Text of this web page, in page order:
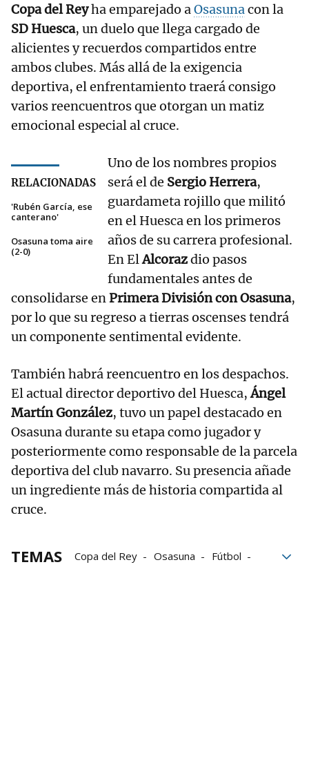
Copa del Reyha emparejado aOsasunacon la
SD Huesca, un duelo que llega cargado de
alicientes y recuerdos compartidos entre
ambos clubes. Más allá de la exigencia
deportiva, el enfrentamiento traerá consigo
varios reencuentros que otorgan un matiz
emocional especial al cruce.
RELACIONADAS
'Rubén García, ese
canterano'
Osasuna toma aire
(2-0)
Uno de los nombres propios
será el de Sergio Herrera,
guardameta rojillo que militó
en el Huesca en los primeros
años de su carrera profesional.
En ElAlcorazdio pasos
fundamentales antes de
consolidarse enPrimera División con Osasuna,
por lo que su regreso a tierras oscenses tendrá
un componente sentimental evidente.
También habrá reencuentro en los despachos.
El actual director deportivo del Huesca,Ángel
Martín González, tuvo un papel destacado en
Osasuna durante su etapa como jugador y
posteriormente como responsable de la parcela
deportiva del club navarro. Su presencia añade
un ingrediente más de historia compartida al
cruce.
TEMAS Copa del Rey Osasuna
Fútbol